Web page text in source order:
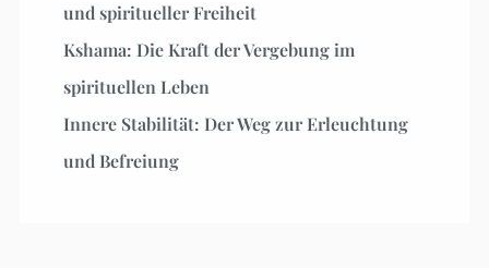
und spiritueller Freiheit
Kshama: Die Kraft der Vergebung im
spirituellen Leben
Innere Stabilität: Der Weg zur Erleuchtung
und Befreiung